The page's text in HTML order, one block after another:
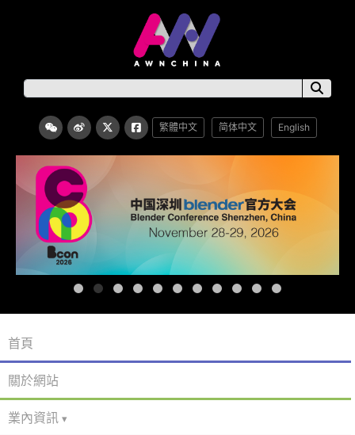
繁體中文 简体中文 English
首頁
關於網站
業內資訊